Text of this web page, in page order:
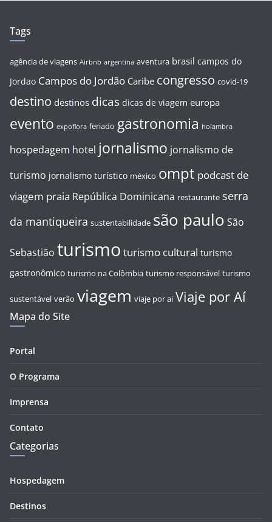
Tags
agência de viagens Airbnb argentina aventura brasil campos do
Jordao Campos do Jordão Caribe congresso covid-19
destino destinos dicas dicas de viagem europa
evento expoflora feriado gastronomia holambra
hospedagem hotel jornalismo jornalismo de
turismo jornalismo turístico méxico ompt podcast de
viagem praia República Dominicana restaurante serra
da mantiqueira sustentabilidade são paulo São
Sebastião turismo turismo cultural turismo
gastronômico turismo na Colômbia turismo responsável turismo
sustentável verão viagem viaje por ai Viaje por Aí
Mapa do Site
Portal
O Programa
Imprensa
Contato
Categorias
Hospedagem
Destinos